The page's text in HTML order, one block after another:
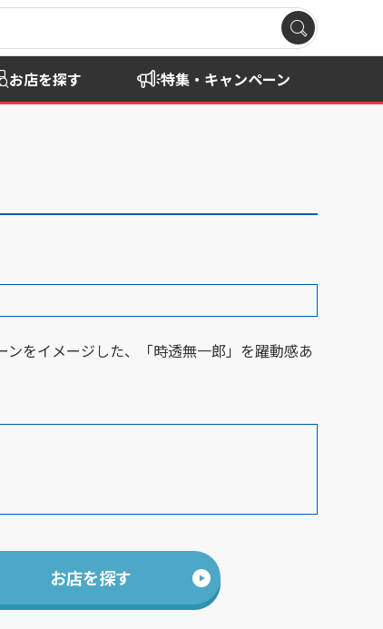
お店を探す 特集・キャンペーン
ンをイメージした、「時透無一郎」を躍動感あ
お店を探す